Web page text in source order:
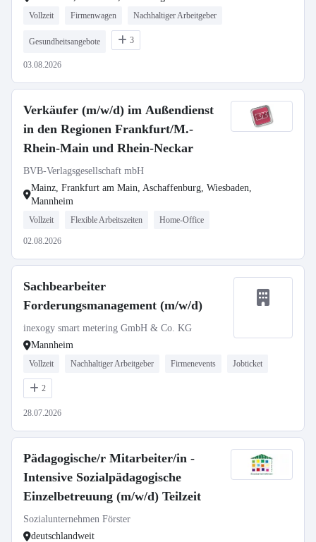
Vollzeit Firmenwagen Nachhaltiger Arbeitgeber
Gesundheitsangebote 3
03.08.2026
Verkäufer (m/w/d) im Außendienst
in den Regionen Frankfurt/M.-
Rhein-Main und Rhein-Neckar
BVB-Verlagsgesellschaft mbH
Mainz, Frankfurt am Main, Aschaffenburg, Wiesbaden,
Mannheim
Vollzeit Flexible Arbeitszeiten Home-Office
02.08.2026
Sachbearbeiter
Forderungsmanagement (m/w/d)
inexogy smart metering GmbH & Co. KG
Mannheim
Vollzeit Nachhaltiger Arbeitgeber Firmenevents Jobticket
2
28.07.2026
Pädagogische/r Mitarbeiter/in -
Intensive Sozialpädagogische
Einzelbetreuung (m/w/d) Teilzeit
Sozialunternehmen Förster
deutschlandweit